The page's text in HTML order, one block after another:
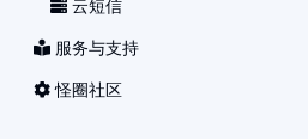
云短信
服务与支持
怪圈社区